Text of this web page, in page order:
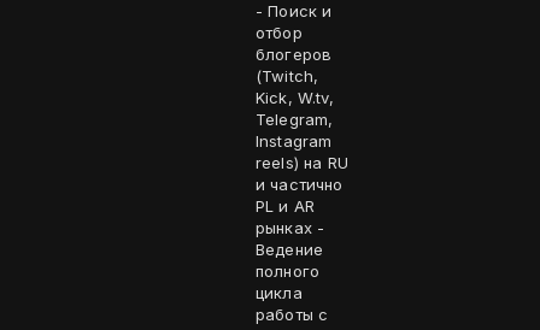
- Поиск и
отбор
блогеров
(Twitch,
Kick, W.tv,
Telegram,
Instagram
reels) на RU
и частично
PL и AR
рынках -
Ведение
полного
цикла
работы с